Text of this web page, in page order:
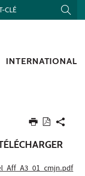
INTERNATIONAL